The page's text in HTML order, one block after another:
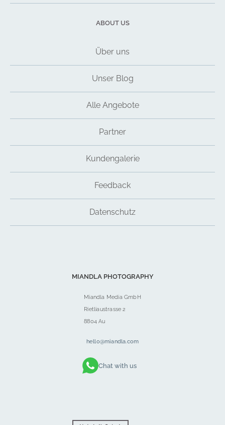
ABOUT US
Über uns
Unser Blog
Alle Angebote
Partner
Kundengalerie
Feedback
Datenschutz
MIANDLA PHOTOGRAPHY
Miandla Media GmbH
Rietliaustrasse 2
8804 Au
hello@miandla.com
Chat with us